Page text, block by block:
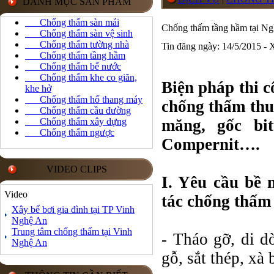
Chống thấm sàn mái
Chống thấm sàn vệ sinh
Chống thấm tường nhà
Chống thấm tầng hầm
Chống thấm bể nước
Chống thấm khe co giãn,
khe hở
Chống thấm hố thang máy
Chống thấm cầu đường
Chống thấm xây dựng
Chống thấm ngược
VIDEO CLIPS
Video
Xây bể bơi gia đình tại TP Vinh
Nghệ An
Trung tâm chống thấm tại Vinh
Nghệ An
Chống thấm tầng hầm tại
Tin đăng ngày: 14/5/2015 -
Biện pháp thi
chống thấm
măng, gốc
Compernit….
I. Yêu cầu bề
tác chống thấm
- Tháo gỡ, di
gỗ, sắt thép,